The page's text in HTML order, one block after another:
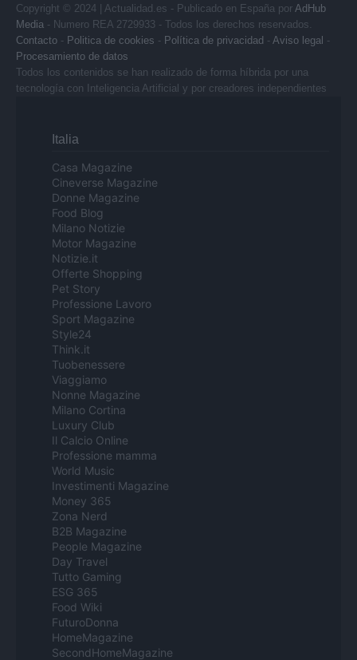
Copyright © 2024 | Actualidad.es - Publicado en España por AdHub
Media - Numero REA 2729933 - Todos los derechos reservados.
Contacto - Politica de cookies - Política de privacidad - Aviso legal -
Procesamiento de datos
Todos los contenidos se han realizado de forma híbrida por una
tecnología con Inteligencia Artificial y por creadores independientes
Italia
Casa Magazine
Cineverse Magazine
Donne Magazine
Food Blog
Milano Notizie
Motor Magazine
Notizie.it
Offerte Shopping
Pet Story
Professione Lavoro
Sport Magazine
Style24
Think.it
Tuobenessere
Viaggiamo
Nonne Magazine
Milano Cortina
Luxury Club
Il Calcio Online
Professione mamma
World Music
Investimenti Magazine
Money 365
Zona Nerd
B2B Magazine
People Magazine
Day Travel
Tutto Gaming
ESG 365
Food Wiki
FuturoDonna
HomeMagazine
SecondHomeMagazine